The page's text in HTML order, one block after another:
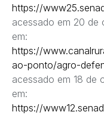
https://
acessado em 20 de
em:
https://
ao-ponto/agro-
acessado em 18 de
em:
https://